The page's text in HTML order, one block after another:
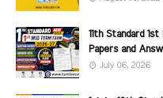
11th Standard
Papers and
July 06, 2026